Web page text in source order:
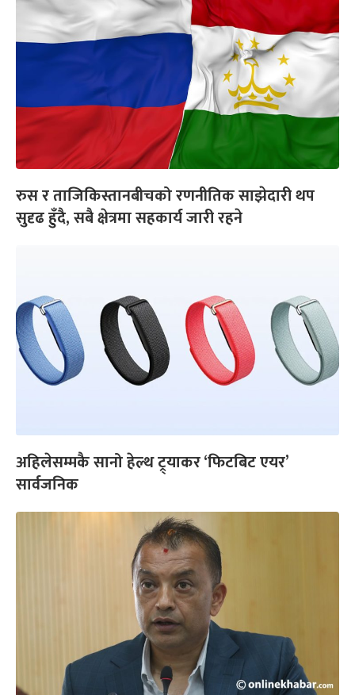
रुस र ताजिकिस्तानबीचको रणनीतिक साझेदारी थप
सुदृढ हुँदै, सबै क्षेत्रमा सहकार्य जारी रहने
अहिलेसम्मकै सानो हेल्थ ट्र्याकर ‘फिटबिट एयर’
सार्वजनिक